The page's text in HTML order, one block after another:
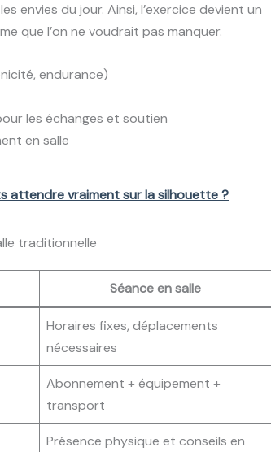
envies du jour. Ainsi, l’exercice devient un
que l’on ne voudrait pas manquer.
endurance)
les échanges et soutien
en salle
attendre vraiment sur la silhouette ?
traditionnelle
Séance en salle
Horaires fixes, déplacements
nécessaires
Abonnement + équipement +
transport
Présence physique et conseils en